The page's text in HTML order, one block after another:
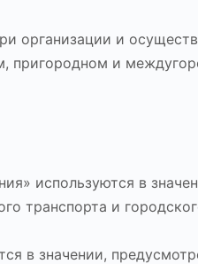
организации и
пригородном и
используются в
транспорта и
в значении,